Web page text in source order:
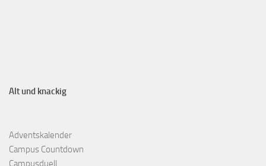
Alt und knackig
Adventskalender
Campus Countdown
Campusduell